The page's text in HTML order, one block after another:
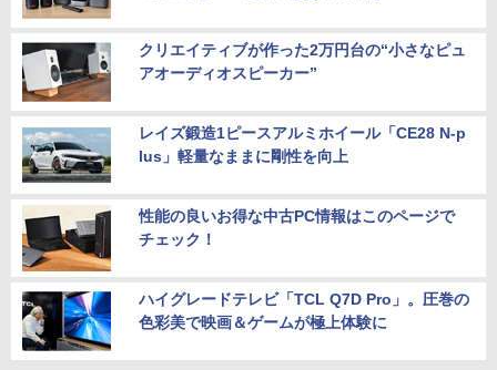
クリエイティブが作った2万円台の“小さなピュ
アオーディオスピーカー”
レイズ鍛造1ピースアルミホイール「CE28 N-p
lus」軽量なままに剛性を向上
性能の良いお得な中古PC情報はこのページで
チェック！
ハイグレードテレビ「TCL Q7D Pro」。圧巻の
色彩美で映画＆ゲームが極上体験に